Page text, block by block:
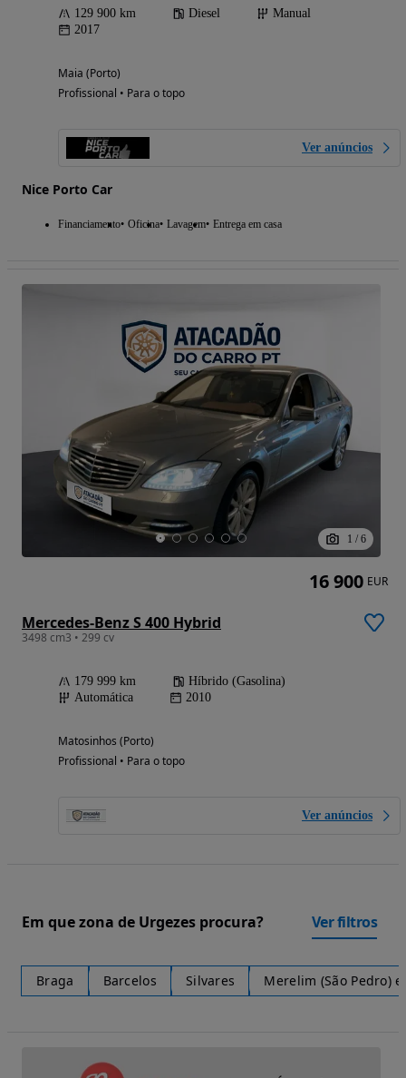
129 900 km Diesel
Manual
2017
Maia (Porto)
Profissional • Para o topo
Ver anúncios
Nice Porto Car
Financiamento Oficina Lavagem Entrega em casa
1 / 6
Mercedes-Benz S 400 Hybrid
3498 cm3 • 299 cv
179 999 km
Híbrido (Gasolina)
Automática
2010
Matosinhos (Porto)
Profissional • Para o topo
Ver anúncios
16 900 EUR
Em que zona de Urgezes procura? Ver filtros
Braga Barcelos Silvares Merelim (São Pedro) e